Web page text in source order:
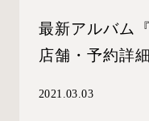
最新アルバム
店舗・予約詳細
2021.03.03